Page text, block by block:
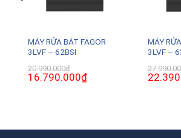
MÁY RỬA BÁT FAGOR
3LVF – 62BSI
20.990.000₫
Giá
gốc
16.790.000₫Giá
hiện
MÁY
3LVF –
Giá
gốc